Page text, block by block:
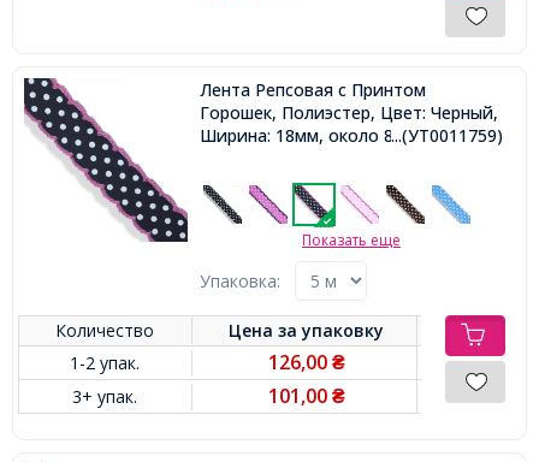
Лента Репсовая с Принтом
Горошек, Полиэстер, Цвет: Черный,
Ширина: 18мм, около 85м/катушка,
...(УТ0011759)
Показать еще
Упаковка:
Количество Цена заупаковку
1-2 упак.
126,00 ₴
3+ упак. 101,00 ₴